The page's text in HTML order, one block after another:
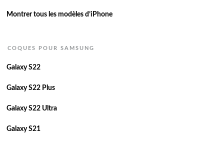
Montrer tous les modèles d’iPhone
COQUES POUR SAMSUNG
Galaxy S22
Galaxy S22 Plus
Galaxy S22 Ultra
Galaxy S21